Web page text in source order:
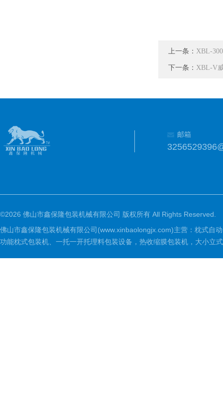
上一条： XBL-
下一条： XBL-V
邮箱
©2026 佛山市鑫保隆包装机械有限公司 版权所有 All Rights Reserved.
佛山市鑫保隆包装机械有限公司(www.xinbaolongjx.com)主营：枕式自
功能枕式包装机、一托一开托理料包装设备，热收缩膜包装机，大小立